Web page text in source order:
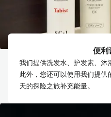
便利
我们提供洗发水、护发素、沐
此外，您还可以使用我们提供
天的探险之旅补充能量。